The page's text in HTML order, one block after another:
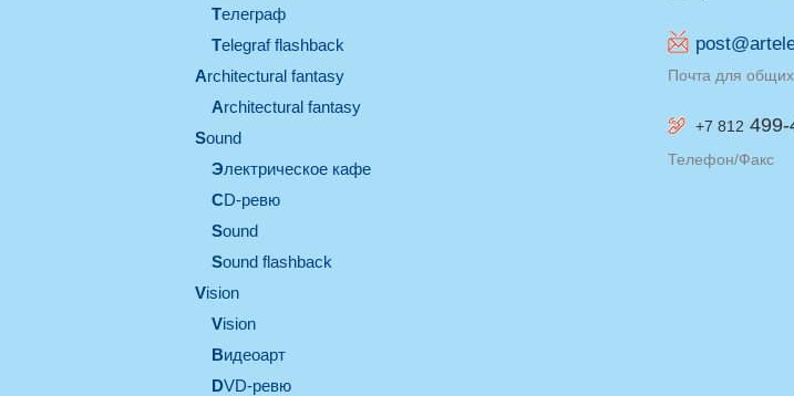
телеграф
Telegraf flashback
architectural fantasy
architectural fantasy
sound
электрическое кафе
CD-ревю
sound
Sound flashback
vision
vision
видеоарт
DVD-ревю
Почта для
+7 812 499-
Телефон/Факс